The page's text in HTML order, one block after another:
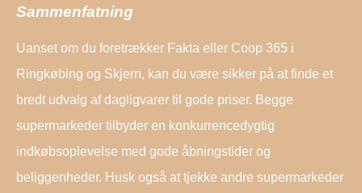
Sammenfatning
Uanset om du foretrækker Fakta eller Coop 365 i
Ringkøbing og Skjern, kan du være sikker på at finde et
bredt udvalg af dagligvarer til gode priser. Begge
supermarkeder tilbyder en konkurrencedygtig
indkøbsoplevelse med gode åbningstider og
beliggenheder. Husk også at tjekke andre supermarkeder